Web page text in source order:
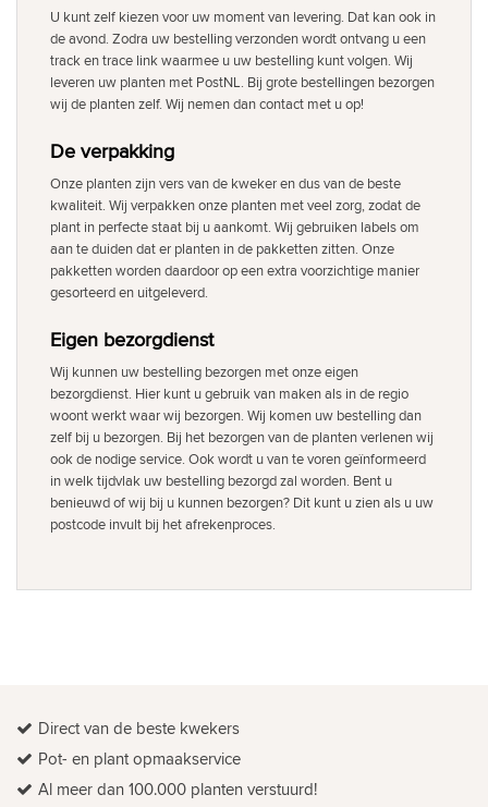
U kunt zelf kiezen voor uw moment van levering. Dat kan ook in
de avond. Zodra uw bestelling verzonden wordt ontvang u een
track en trace link waarmee u uw bestelling kunt volgen. Wij
leveren uw planten met PostNL. Bij grote bestellingen bezorgen
wij de planten zelf. Wij nemen dan contact met u op!
De verpakking
Onze planten zijn vers van de kweker en dus van de beste
kwaliteit. Wij verpakken onze planten met veel zorg, zodat de
plant in perfecte staat bij u aankomt. Wij gebruiken labels om
aan te duiden dat er planten in de pakketten zitten. Onze
pakketten worden daardoor op een extra voorzichtige manier
gesorteerd en uitgeleverd.
Eigen bezorgdienst
Wij kunnen uw bestelling bezorgen met onze eigen
bezorgdienst. Hier kunt u gebruik van maken als in de regio
woont werkt waar wij bezorgen. Wij komen uw bestelling dan
zelf bij u bezorgen. Bij het bezorgen van de planten verlenen wij
ook de nodige service. Ook wordt u van te voren geïnformeerd
in welk tijdvlak uw bestelling bezorgd zal worden. Bent u
benieuwd of wij bij u kunnen bezorgen? Dit kunt u zien als u uw
postcode invult bij het afrekenproces.
Direct van de beste kwekers
Pot- en plant opmaakservice
Al meer dan 100.000 planten verstuurd!